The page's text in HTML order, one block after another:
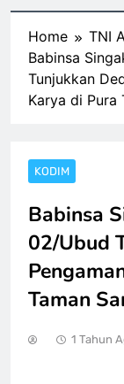
Home TNI
Babinsa
Tunjukkan
Karya di Pura
KODIM
Babinsa
02/Ubud
Taman
1 Tahun